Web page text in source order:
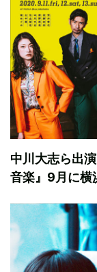
中川大志ら出
音楽』9月に横